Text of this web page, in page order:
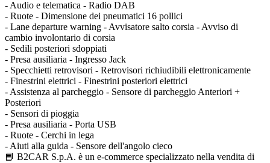
- Audio e telematica - Radio DAB
- Ruote - Dimensione dei pneumatici 16 pollici
- Lane departure warning - Avvisatore salto corsia - Avviso di
cambio involontario di corsia
- Sedili posteriori sdoppiati
- Presa ausiliaria - Ingresso Jack
- Specchietti retrovisori - Retrovisori richiudibili elettronicamente
- Finestrini elettrici - Finestrini posteriori elettrici
- Assistenza al parcheggio - Sensore di parcheggio Anteriori +
Posteriori
- Sensori di pioggia
- Presa ausiliaria - Porta USB
- Ruote - Cerchi in lega
- Aiuti alla guida - Sensore dell'angolo cieco
📘 B2CAR S.p.A. è un e-commerce specializzato nella vendita di